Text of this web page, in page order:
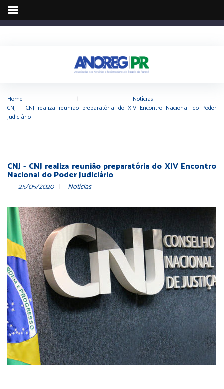
Home Notícias
CNJ – CNJ realiza reunião preparatória do XIV Encontro Nacional do Poder
Judiciário
CNJ - CNJ realiza reunião preparatória do XIV Encontro
Nacional do Poder Judiciário
25/05/2020 Notícias